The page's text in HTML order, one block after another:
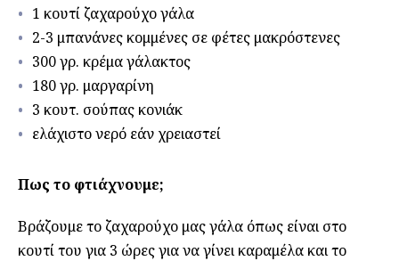
1 κουτί ζαχαρούχο γάλα
2-3 μπανάνες κομμένες σε φέτες μακρόστενες
300 γρ. κρέμα γάλακτος
180 γρ. μαργαρίνη
3 κουτ. σούπας κονιάκ
ελάχιστο νερό εάν χρειαστεί
Πως το φτιάχνουμε;
Βράζουμε το ζαχαρούχο μας γάλα όπως είναι στο
κουτί του για 3 ώρες για να γίνει καραμέλα και το